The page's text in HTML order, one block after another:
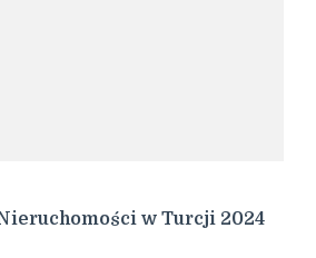
w Turcji 2024